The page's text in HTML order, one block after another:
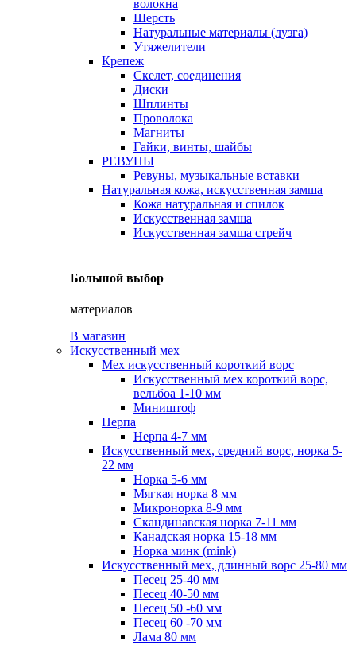
волокна
Шерсть
Натуральные материалы (лузга)
Утяжелители
Крепеж
Скелет, соединения
Диски
Шплинты
Проволока
Магниты
Гайки, винты, шайбы
РЕВУНЫ
Ревуны, музыкальные вставки
Натуральная кожа, искусственная замша
Кожа натуральная и спилок
Искусственная замша
Искусственная замша стрейч
Большой выбор
материалов
В магазин
Искусственный мех
Мех искусственный короткий ворс
Искусственный мех короткий ворс,
вельбоа 1-10 мм
Миништоф
Нерпа
Нерпа 4-7 мм
Искусственный мех, средний ворс, норка 5-
22 мм
Норка 5-6 мм
Мягкая норка 8 мм
Микронорка 8-9 мм
Скандинавская норка 7-11 мм
Канадская норка 15-18 мм
Норка минк (mink)
Искусственный мех, длинный ворс 25-80 мм
Песец 25-40 мм
Песец 40-50 мм
Песец 50 -60 мм
Песец 60 -70 мм
Лама 80 мм